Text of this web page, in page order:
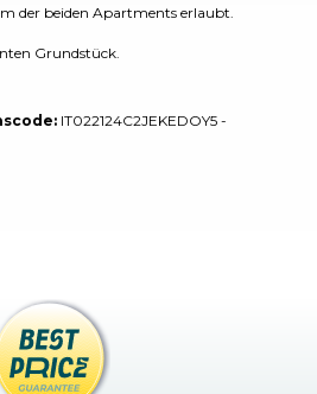
der beiden Apartments erlaubt.
Grundstück.
IT022124C2JEKEDOY5 -